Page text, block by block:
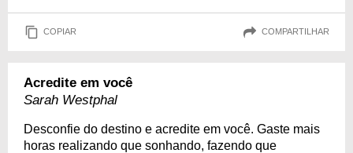
COPIAR COMPARTILHAR
Acredite em você
Sarah Westphal
Desconfie do destino e acredite em você. Gaste mais
horas realizando que sonhando, fazendo que